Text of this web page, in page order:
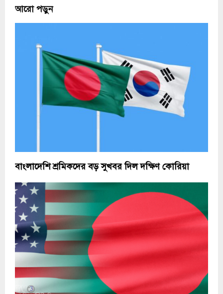
আরো পড়ুন
বাংলাদেশি শ্রমিকদের বড় সুখবর দিল দক্ষিণ কোরিয়া